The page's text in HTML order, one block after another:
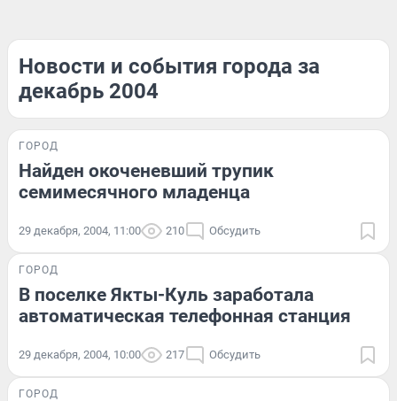
Новости и события города за
декабрь 2004
ГОРОД
Найден окоченевший трупик
семимесячного младенца
29 декабря, 2004, 11:00 210 Обсудить
ГОРОД
В поселке Якты-Куль заработала
автоматическая телефонная станция
29 декабря, 2004, 10:00 217 Обсудить
ГОРОД